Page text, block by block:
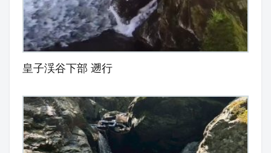
皇子渓谷下部 遡行